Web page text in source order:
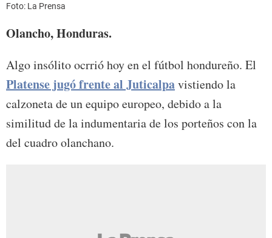
Foto: La Prensa
Olancho, Honduras.
Algo insólito ocrrió hoy en el fútbol hondureño. El
Platense jugó frente al Juticalpavistiendo la
calzoneta de un equipo europeo, debido a la
similitud de la indumentaria de los porteños con la
del cuadro olanchano.